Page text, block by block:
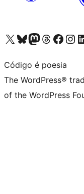
Visit our X (formerly Twitter) account
Visit our Bluesky account
Visit our Mastodon account
Visit our Threads
Visit our Facebook page
Visit our
Código é poesia
The WordPress®
of the WordPress